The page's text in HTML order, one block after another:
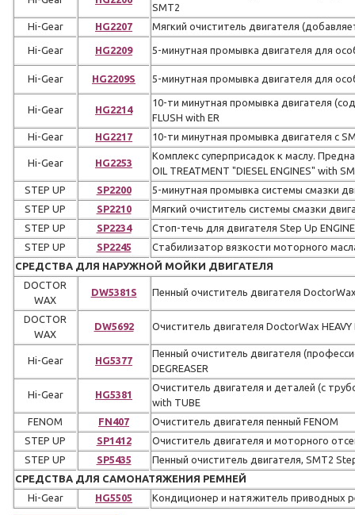
SMT2
Hi-Gear
HG2207 Мягкий очиститель двигателя
Hi-Gear HG2209 5-минутная промывка двигателя для
Hi-Gear HG2209S 5-минутная промывка двигателя для
Hi-Gear HG2214
10-ти минутная промывка двигателя
FLUSH with ER
Hi-Gear
HG2217 10-ти минутная промывка двигателя c
Hi-Gear HG2253
Комплекс суперприсадок к маслу.
OIL TREATMENT "DIESEL ENGINES" with
STEP UP
SP2200
5-минутная промывка системы смазки
STEP UP
SP2210
Мягкий очиститель системы смазки
STEP UP
SP2234
Стоп-течь для двигателя Step Up ENGINE
STEP UP
SP2245
Стабилизатор вязкости моторного
СРЕДСТВА ДЛЯ НАРУЖНОЙ МОЙКИ ДВИГАТЕЛЯ
DOCTOR
WAX
DW5381S Пенный очиститель двигателя
DOCTOR
WAX
DW5692 Очиститель двигателя DoctorWax HEAVY
Hi-Gear HG5377
Пенный очиститель двигателя
DEGREASER
Hi-Gear HG5381
Очиститель двигателя и деталей (с
with TUBE
FENOM
FN407
Очиститель двигателя пенный FENOM
STEP UP
SP1412
Очиститель двигателя и моторного
STEP UP
SP5435
Пенный очиститель двигателя, SMT2
СРЕДСТВА ДЛЯ САМОНАТЯЖЕНИЯ РЕМНЕЙ
Hi-Gear
HG5505 Кондиционер и натяжитель приводных